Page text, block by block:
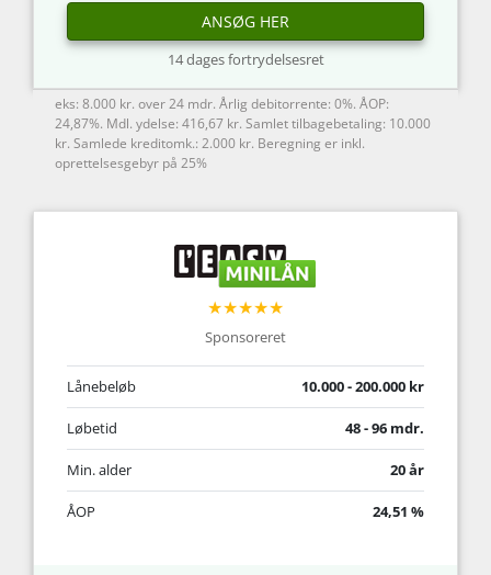
ANSØG HER
14 dages fortrydelsesret
eks: 8.000 kr. over 24 mdr. Årlig debitorrente: 0%. ÅOP:
24,87%. Mdl. ydelse: 416,67 kr. Samlet tilbagebetaling: 10.000
kr. Samlede kreditomk.: 2.000 kr. Beregning er inkl.
oprettelsesgebyr på 25%
★★★★★
Sponsoreret
Lånebeløb 10.000 - 200.000 kr
Løbetid 48 - 96 mdr.
Min. alder 20 år
ÅOP 24,51 %